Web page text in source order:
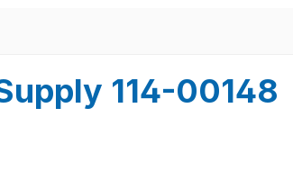
114-00148